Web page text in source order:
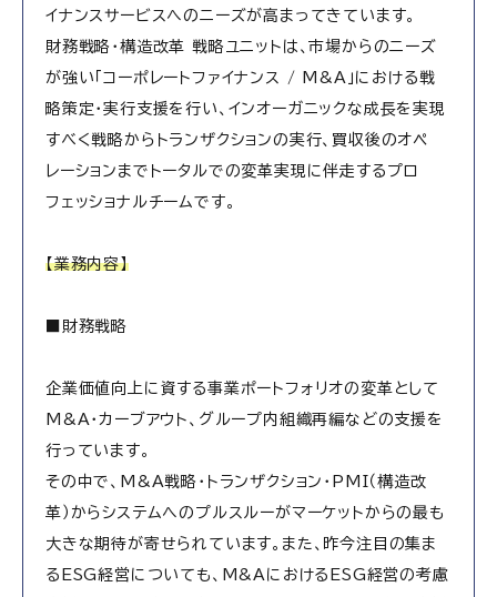
イナンスサービスへのニーズが高まってきています。
財務戦略・構造改革 戦略ユニットは、市場からのニーズ
が強い「コーポレートファイナンス / M&A」における戦
略策定・実行支援を行い、インオーガニックな成長を実現
すべく戦略からトランザクションの実行、買収後のオペ
レーションまでトータルでの変革実現に伴走するプロ
フェッショナルチームです。
【業務内容】
■財務戦略
企業価値向上に資する事業ポートフォリオの変革として
M&A・カーブアウト、グループ内組織再編などの支援を
行っています。
その中で、M&A戦略・トランザクション・PMI（構造改
革）からシステムへのプルスルーがマーケットからの最も
大きな期待が寄せられています。また、昨今注目の集ま
るESG経営についても、M&AにおけるESG経営の考慮